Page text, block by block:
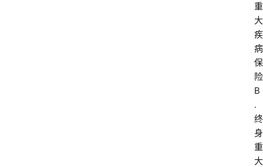
重
大
疾
病
保
险
B
.
终
身
重
大